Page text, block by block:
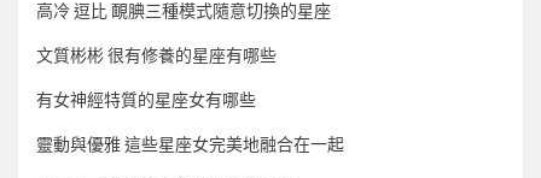
高冷 逗比 靦腆三種模式隨意切換的星座
文質彬彬 很有修養的星座有哪些
有女神經特質的星座女有哪些
靈動與優雅 這些星座女完美地融合在一起